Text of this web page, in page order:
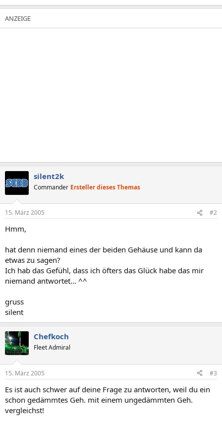
silent2k
Commander Ersteller dieses Themas
15. März 2005 #2
Hmm,
hat denn niemand eines der beiden Gehäuse und kann da
etwas zu sagen?
Ich hab das Gefühl, dass ich öfters das Glück habe das mir
niemand antwortet... ^^
gruss
silent
Chefkoch
Fleet Admiral
15. März 2005 #3
Es ist auch schwer auf deine Frage zu antworten, weil du ein
schon gedämmtes Geh. mit einem ungedämmten Geh.
vergleichst!